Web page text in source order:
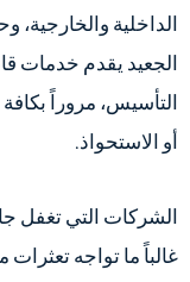
الداخلية والخارجية،
الجعيد يقدم خدمات
التأسيس، مروراً
أو الاستحواذ.
الشركات التي تغفل
غالباً ما تواجه